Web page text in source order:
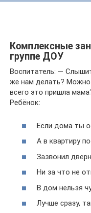
Комплексные
группе ДОУ
Воспитатель: —
же нам делать? Можно
всего это пришла
Ребёнок:
Если дома ты
А в квартиру
Зазвонил
Ни за что не
В дом нельзя
Лучше сразу,